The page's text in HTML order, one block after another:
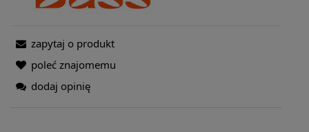
zapytaj o produkt
poleć znajomemu
dodaj opinię